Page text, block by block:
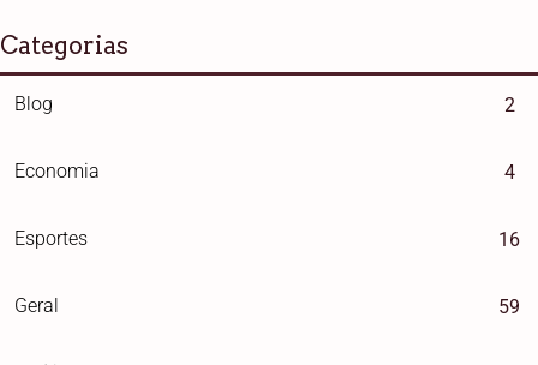
Categorias
Blog 2
Economia 4
Esportes 16
Geral 59